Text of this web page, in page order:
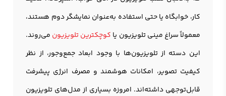
کار، خوابگاه یا حتی استفاده به‌عنوان نمایشگر دوم هستند،
معمولاً سراغ مینی تلویزیون یا کوچکترین تلویزیون می‌روند.
این دسته از تلویزیون‌ها با وجود ابعاد جمع‌وجور، از نظر
کیفیت تصویر، امکانات هوشمند و مصرف انرژی پیشرفت
قابل‌توجهی داشته‌اند. امروزه بسیاری از مدل‌های تلویزیون